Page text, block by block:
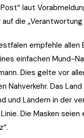
laut
die „Verantwortung
empfehle allen
einfachen Mund-
Dies gelte vor
Nahverkehr. Das
und Ländern in der
Die Masken seien